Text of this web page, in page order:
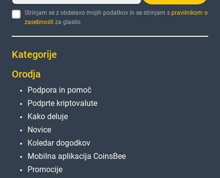
Strinjam se z obdelavo mojih podatkov in se strinjam spravilnikom o
zasebnosti za glasilo.
Kategorije
Orodja
Podpora in pomoč
Podprte kriptovalute
Kako deluje
Novice
Koledar dogodkov
Mobilna aplikacija CoinsBee
Promocije